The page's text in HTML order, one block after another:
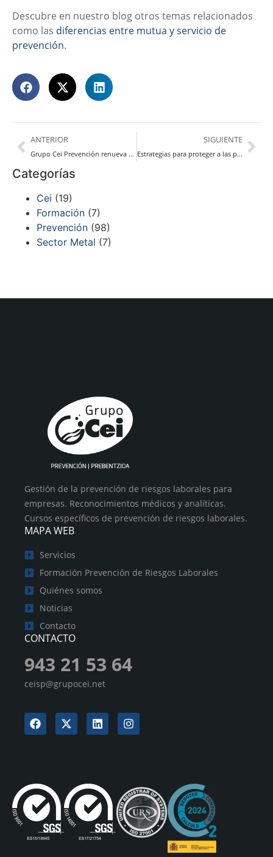
Descubre en nuestro blog otros temas relacionados
como las diferencias entre mutua y servicio de
prevención.
ANTERIOR
Grupo Cei Prevención renueva su compromiso con el Club Deportivo Bidasoa de Balonmano
SIGUIENTE
Estrategias para proteger a las personas de mayor edad en el puesto de trabajo
Categorías
Cei (19)
Formación (7)
Prevención (98)
Sector Metal (7)
Gestión de la prevención de riesgos laborales para
empresas. Reconocimientos médicos y analíticas.
Cursos específicos de prevención de riesgos laborales.
MAPA WEB
Servicios
Formación Prevención de Riesgos Laborales
Quiénes somos
Noticias
Contacto
CONTACTO
943 21 53 64
ceisp@grupocei.net